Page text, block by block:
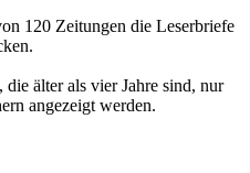
120 Zeitungen die Leserbriefe
älter als vier Jahre sind, nur
angezeigt werden.